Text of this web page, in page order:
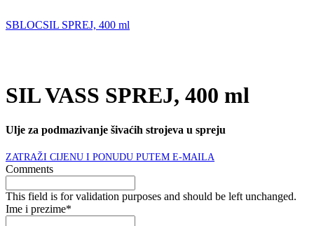
SBLOCSIL SPREJ, 400 ml
SIL VASS SPREJ, 400 ml
Ulje za podmazivanje šivaćih strojeva u spreju
ZATRAŽI CIJENU I PONUDU PUTEM E-MAILA
Comments
This field is for validation purposes and should be left unchanged.
Ime i prezime*